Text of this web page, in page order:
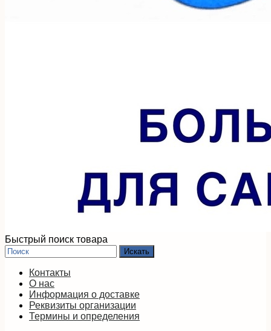
Быстрый поиск товара
Контакты
О нас
Информация о доставке
Реквизиты организации
Термины и определения